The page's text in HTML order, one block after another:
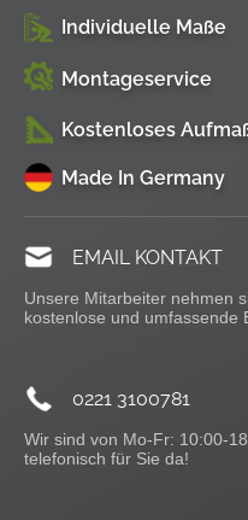
Individuelle Maße
Montageservice
Kostenloses
Made In Germany
EMAIL KONTAKT
Unsere Mitarbeiter nehmen
kostenlose und umfassende
0221 3100781
Wir sind von Mo-Fr: 10:00-
telefonisch für Sie da!